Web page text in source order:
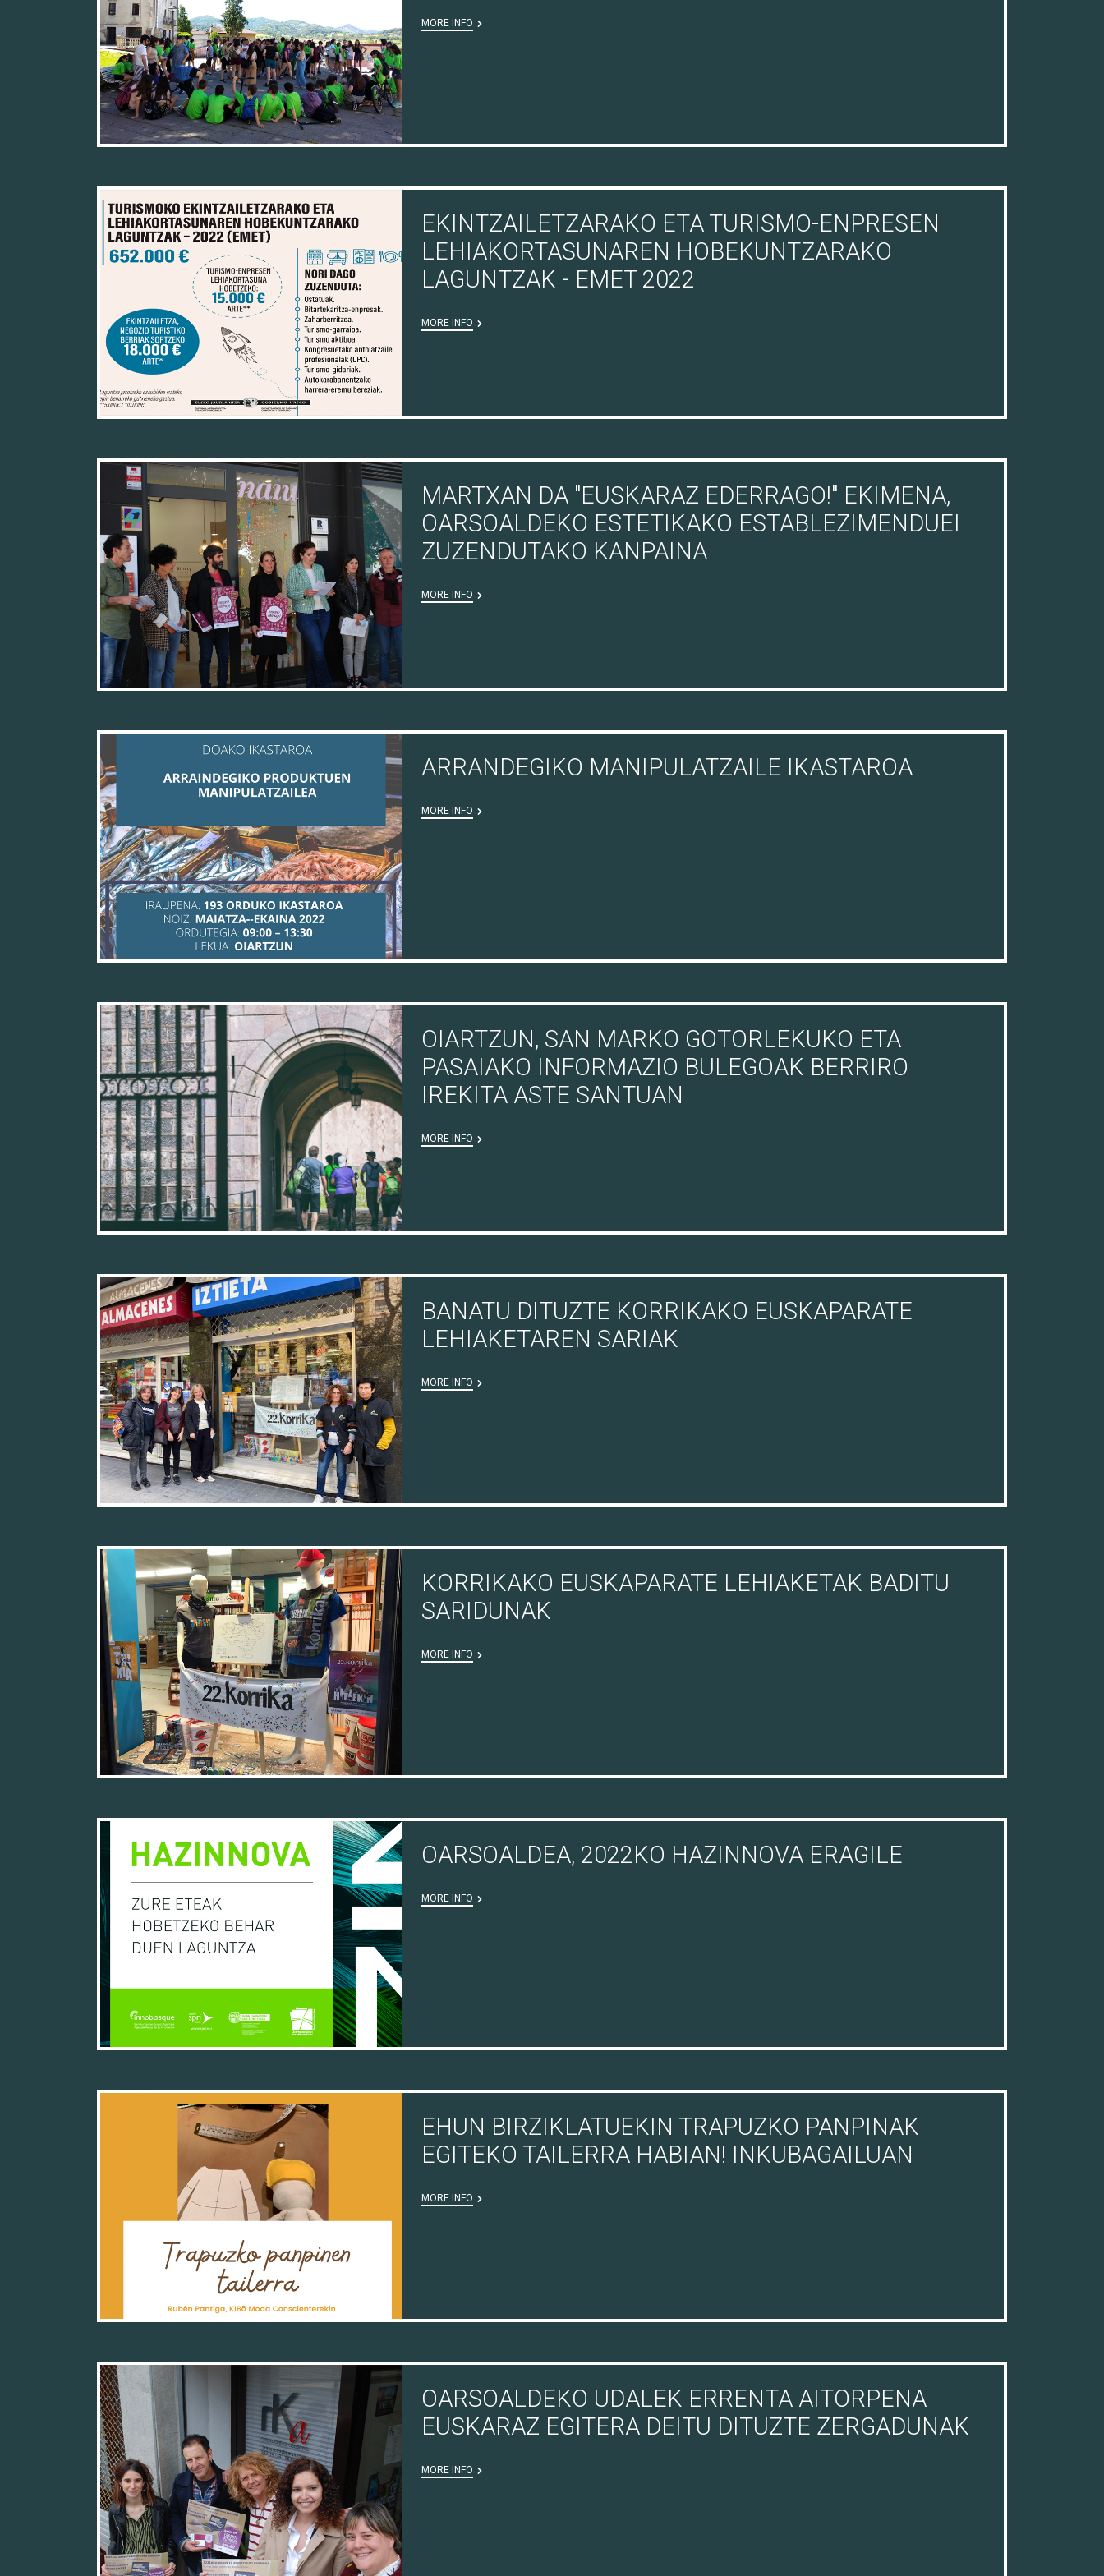
MORE INFO
27/04/22
EKINTZAILETZARAKO ETA TURISMO-ENPRESEN
LEHIAKORTASUNAREN HOBEKUNTZARAKO
LAGUNTZAK - EMET 2022
MORE INFO
26/04/22
MARTXAN DA "EUSKARAZ EDERRAGO!" EKIMENA,
OARSOALDEKO ESTETIKAKO ESTABLEZIMENDUEI
ZUZENDUTAKO KANPAINA
MORE INFO
ARRANDEGIKO MANIPULATZAILE IKASTAROA
MORE INFO
12/04/22
OIARTZUN, SAN MARKO GOTORLEKUKO ETA
PASAIAKO INFORMAZIO BULEGOAK BERRIRO
IREKITA ASTE SANTUAN
MORE INFO
11/04/22
BANATU DITUZTE KORRIKAKO EUSKAPARATE
LEHIAKETAREN SARIAK
MORE INFO
06/04/22
KORRIKAKO EUSKAPARATE LEHIAKETAK BADITU
SARIDUNAK
MORE INFO
OARSOALDEA, 2022KO HAZINNOVA ERAGILE
MORE INFO
EHUN BIRZIKLATUEKIN TRAPUZKO PANPINAK
EGITEKO TAILERRA HABIAN! INKUBAGAILUAN
MORE INFO
28/03/22
OARSOALDEKO UDALEK ERRENTA AITORPENA
EUSKARAZ EGITERA DEITU DITUZTE ZERGADUNAK
MORE INFO